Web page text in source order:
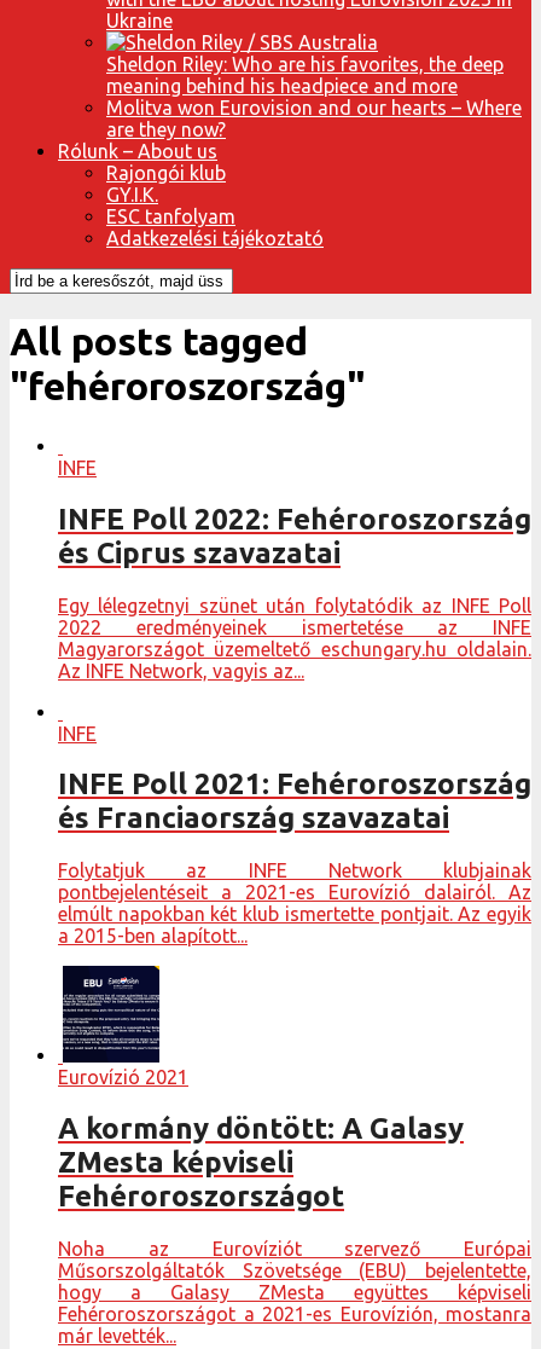
Ukraine
Sheldon Riley: Who are his favorites, the deep
meaning behind his headpiece and more
Molitva won Eurovision and our hearts – Where
are they now?
Rólunk – About us
Rajongói klub
GY.I.K.
ESC tanfolyam
Adatkezelési tájékoztató
All posts tagged
"fehéroroszország"
INFE
INFE Poll 2022: Fehéroroszország
és Ciprus szavazatai
Egy lélegzetnyi szünet után folytatódik az INFE Poll
2022 eredményeinek ismertetése az INFE
Magyarországot üzemeltető eschungary.hu oldalain.
Az INFE Network, vagyis az...
INFE
INFE Poll 2021: Fehéroroszország
és Franciaország szavazatai
Folytatjuk az INFE Network klubjainak
pontbejelentéseit a 2021-es Eurovízió dalairól. Az
elmúlt napokban két klub ismertette pontjait. Az egyik
a 2015-ben alapított...
Eurovízió 2021
A kormány döntött: A Galasy
ZMesta képviseli
Fehéroroszországot
Noha az Eurovíziót szervező Európai
Műsorszolgáltatók Szövetsége (EBU) bejelentette,
hogy a Galasy ZMesta együttes képviseli
Fehéroroszországot a 2021-es Eurovízión, mostanra
már levették...